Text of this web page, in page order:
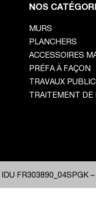
NOS
MURS
PLANCHERS
ACCESSOIRES
PRÉFA À FAÇON
TRAVAUX
TRAITEMENT DE
IDU FR303890_04SPGK –